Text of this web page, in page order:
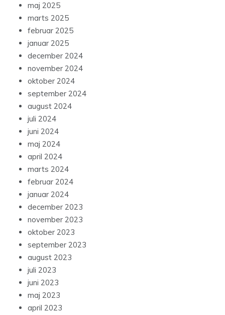
maj 2025
marts 2025
februar 2025
januar 2025
december 2024
november 2024
oktober 2024
september 2024
august 2024
juli 2024
juni 2024
maj 2024
april 2024
marts 2024
februar 2024
januar 2024
december 2023
november 2023
oktober 2023
september 2023
august 2023
juli 2023
juni 2023
maj 2023
april 2023